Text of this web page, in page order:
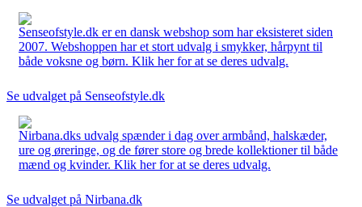
Senseofstyle.dk er en dansk webshop som har eksisteret siden
2007. Webshoppen har et stort udvalg i smykker, hårpynt til
både voksne og børn. Klik her for at se deres udvalg.
Se udvalget på Senseofstyle.dk
Nirbana.dks udvalg spænder i dag over armbånd, halskæder,
ure og øreringe, og de fører store og brede kollektioner til både
mænd og kvinder. Klik her for at se deres udvalg.
Se udvalget på Nirbana.dk